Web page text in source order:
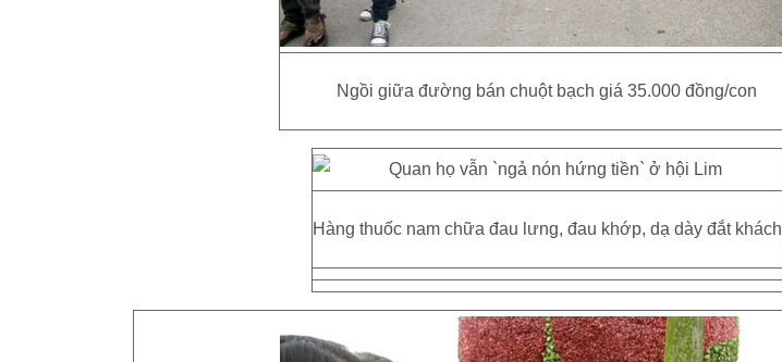
Ngồi giữa đường bán chuột bạch giá 35.000 đồng/con
Hàng thuốc nam chữa đau lưng, đau khớp, dạ dày đắt khách